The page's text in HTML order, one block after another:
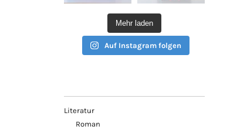
Mehr laden
Auf Instagram folgen
Literatur
Roman